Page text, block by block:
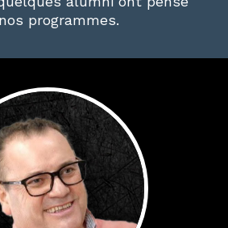
programmes.